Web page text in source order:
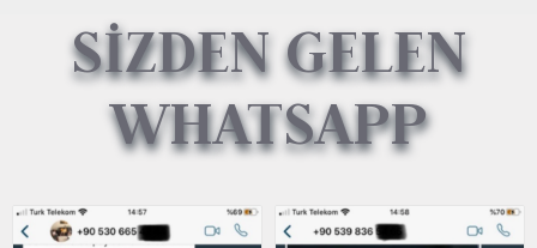
SİZDEN GELEN
WHATSAPP